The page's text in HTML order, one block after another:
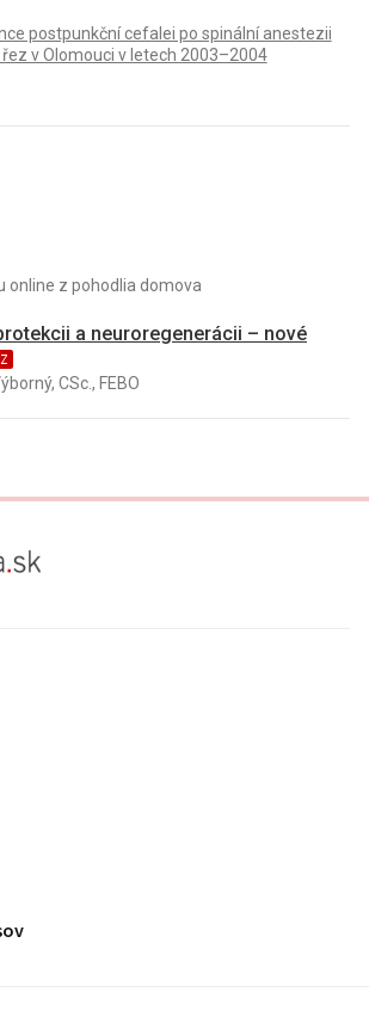
postpunkční cefalei po spinální anestezii
v Olomouci v letech 2003–2004
online z pohodlia domova
a neuroregenerácii – nové
CSc., FEBO